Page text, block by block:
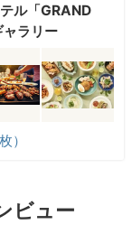
ル「GRAND
ラリー
）
ビュー